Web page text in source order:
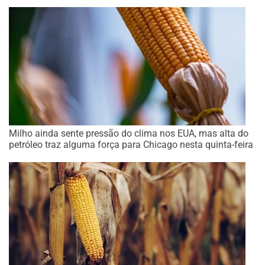
Milho ainda sente pressão do clima nos EUA, mas alta do
petróleo traz alguma força para Chicago nesta quinta-feira